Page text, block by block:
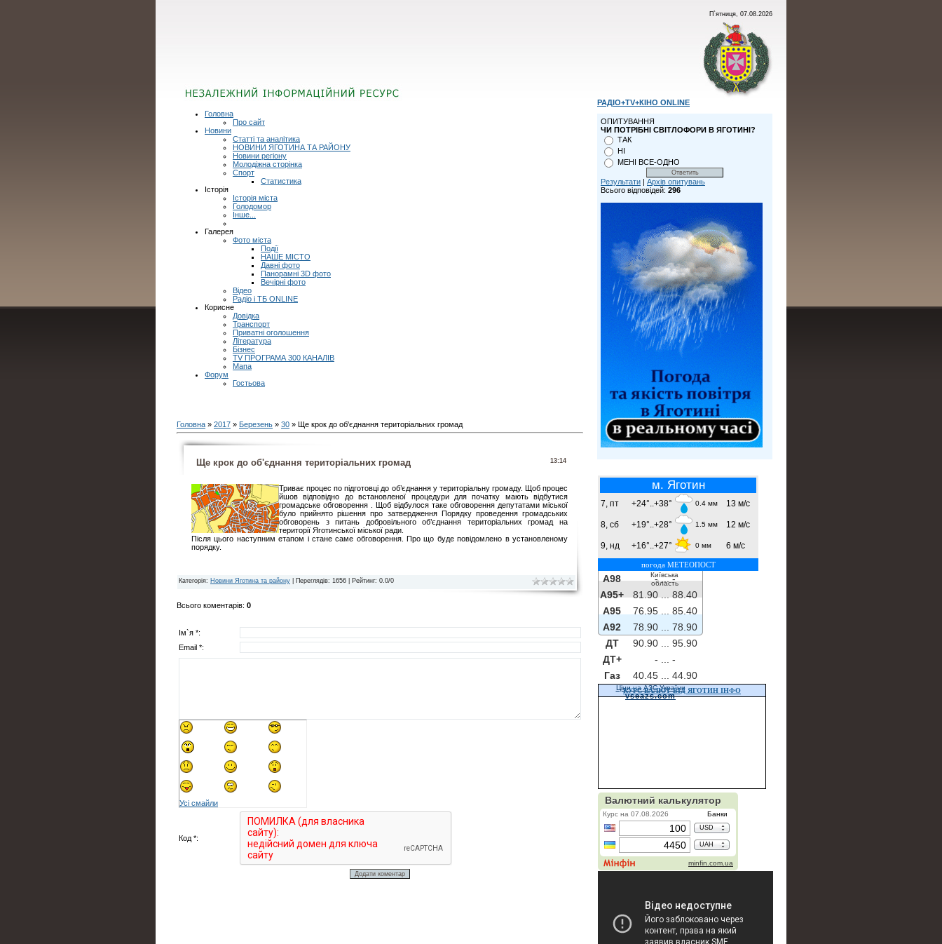
П`ятниця, 07.08.2026
Головна
Про сайт
Новини
Статті та аналітика
НОВИНИ ЯГОТИНА ТА РАЙОНУ
Новини регіону
Молодіжна сторінка
Спорт
Статистика
Історія
Історія міста
Голодомор
Інше...
Галерея
Фото міста
Події
НАШЕ МІСТО
Давні фото
Панорамні 3D фото
Вечірні фото
Відео
Радіо і ТБ ONLINE
Корисне
Довідка
Транспорт
Приватні оголошення
Література
Бізнес
TV ПРОГРАМА 300 КАНАЛІВ
Мапа
Форум
Гостьова
Головна » 2017 » Березень » 30 » Ще крок до об'єднання територіальних громад
13:14
Ще крок до об'єднання територіальних громад
Триває процес по підготовці до об’єднання у територіальну громаду. Щоб процес
йшов відповідно до встановленої процедури для початку мають відбутися
громадське обговорення . Щоб відбулося таке обговорення депутатами міської
було прийнято рішення про затвердження Порядку проведення громадських
обговорень з питань добровільного об’єднання територіальних громад на
території Яготинської міської ради.
Після цього наступним етапом і стане саме обговорення. Про що буде повідомлено в установленому
порядку.
Категорія: Новини Яготина та району Переглядів: 1656 | Рейтинг: 0.0/0
Всього коментарів: 0
Ім`я *:
Email *:
Усі смайли
Код *:
РАДІО+TV+КІНО ONLINE
ОПИТУВАННЯ
ЧИ ПОТРІБНІ СВІТЛОФОРИ В ЯГОТИНІ?
ТАК
НІ
МЕНІ ВСЕ-ОДНО
Результати | Архів опитувань
Всього відповідей: 296
м. Яготин
7, пт +24°..+38° 0.4 мм 13 м/с
8, сб +19°..+28° 1.5 мм 12 м/с
9, нд +16°..+27° 0 мм 6 м/с
погода МЕТЕОПОСТ
Київська
область
A98 - ...-
A95+
81.90 ...
88.40
A95
76.95 ...
85.40
A92
78.90 ...
78.90
ДТ
90.90 ...
95.90
ДТ+
- ...
-
Газ
40.45 ... 44.90
Ціни на АЗС України
vseazs.com
КУРС ВАЛЮТ ВІД ЯГОТИН ІНФО